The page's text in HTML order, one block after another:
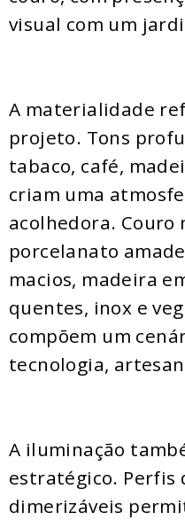
visual com um
A materialidade
projeto. Tons
tabaco, café,
criam uma
acolhedora.
porcelanato
macios, madeira
quentes, inox e
compõem um
tecnologia,
A iluminação
estratégico. Perfis
dimerizáveis